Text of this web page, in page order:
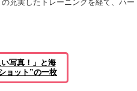
充実したトレーニングを経て、ハー
写真！」と海
ョット”の一枚